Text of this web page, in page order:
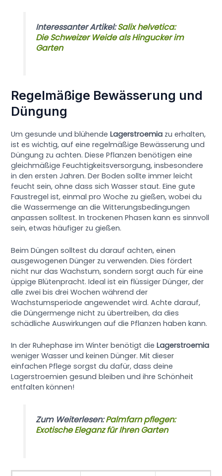
Interessanter Artikel:Salix helvetica:
Die Schweizer Weide als Hingucker im
Garten
Regelmäßige Bewässerung und
Düngung
Um gesunde und blühendeLagerstroemia zu erhalten,
ist es wichtig, auf eine regelmäßige Bewässerung und
Düngung zu achten. Diese Pflanzen benötigen eine
gleichmäßige Feuchtigkeitsversorgung, insbesondere
in den ersten Jahren. Der Boden sollte immer leicht
feucht sein, ohne dass sich Wasser staut. Eine gute
Faustregel ist, einmal pro Woche zu gießen, wobei du
die Wassermenge an die Witterungsbedingungen
anpassen solltest. In trockenen Phasen kann es sinnvoll
sein, etwas häufiger zu gießen.
Beim Düngen solltest du darauf achten, einen
ausgewogenen Dünger zu verwenden. Dies fördert
nicht nur das Wachstum, sondern sorgt auch für eine
üppige Blütenpracht. Ideal ist ein flüssiger Dünger, der
alle zwei bis drei Wochen während der
Wachstumsperiode angewendet wird. Achte darauf,
die Düngermenge nicht zu übertreiben, da dies
schädliche Auswirkungen auf die Pflanzen haben kann.
In der Ruhephase im Winter benötigt dieLagerstroemia
weniger Wasser und keinen Dünger. Mit dieser
einfachen Pflege sorgst du dafür, dass deine
Lagerstroemien gesund bleiben und ihre Schönheit
entfalten können!
Zum Weiterlesen:Palmfarn pflegen:
Exotische Eleganz für Ihren Garten